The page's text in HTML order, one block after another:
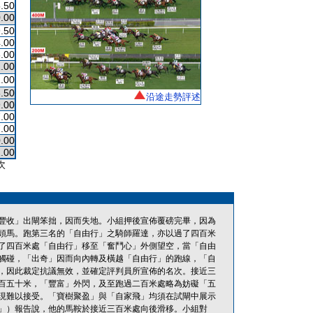
沿途走勢評述
」出閘笨拙，因而失地。小組押後宣佈覆磅完畢，因為
。跑第三名的「自由行」之騎師羅達，亦以過了四百米
百米處「自由行」移至「奮鬥心」外側望空，當「自由
，「出奇」因而向內轉及橫越「自由行」的跑線，「自
此裁定抗議無效，並確定評判員所宣佈的名次。接近三
十米，「豐富」外閃，及至跑過二百米處略為妨礙「五
以接受。「寶樹聚盈」與「自家飛」均須在試閘中展示
）報告說，他的馬鞍於接近三百米處向後滑移。小組對